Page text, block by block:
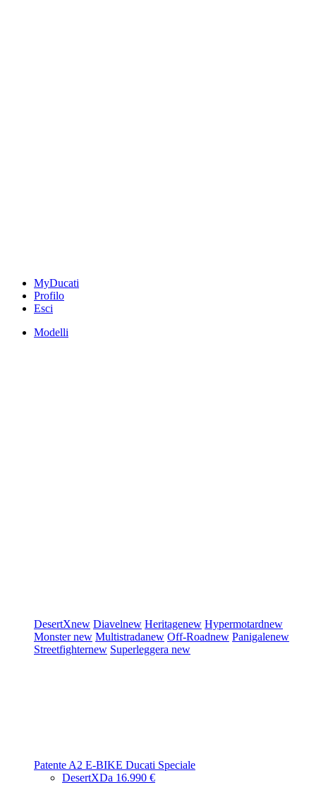
MyDucati
Profilo
Esci
Modelli
DesertXnew Diavelnew Heritagenew Hypermotardnew
Monsternew Multistradanew Off-Roadnew Panigalenew
Streetfighternew Superleggera new
Patente A2 E-BIKE Ducati Speciale
DesertXDa 16.990 €